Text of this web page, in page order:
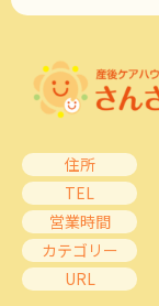
住所
TEL
営業時間
カテゴリー
URL